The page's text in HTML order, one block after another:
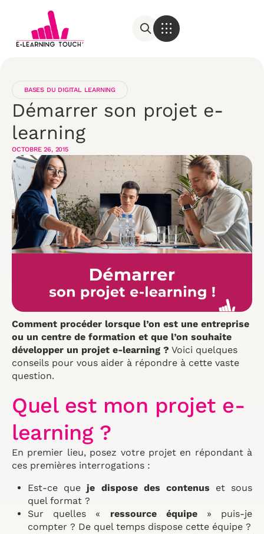
BASES DU DIGITAL LEARNING
Démarrer son projet e-
learning
OCTOBRE 26, 2015
Comment procéder lorsque l’on est une entreprise
ou un centre de formation et que l’on souhaite
développer un projet e-learning ? Voici quelques
conseils pour vous aider à répondre à cette vaste
question.
Quel est mon projet e-
learning ?
En premier lieu, posez votre projet en répondant à
ces premières interrogations :
Est-ce que je dispose des contenus et sous
quel format ?
Sur quelles « ressource équipe» puis-je
compter ? De quel temps dispose cette équipe ?